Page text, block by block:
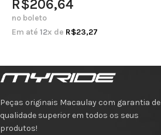
R$206,64
no boleto
Em até 12x de R$23,27
Peças originais Macaulay com garantia de
qualidade superior em todos os seus
produtos!